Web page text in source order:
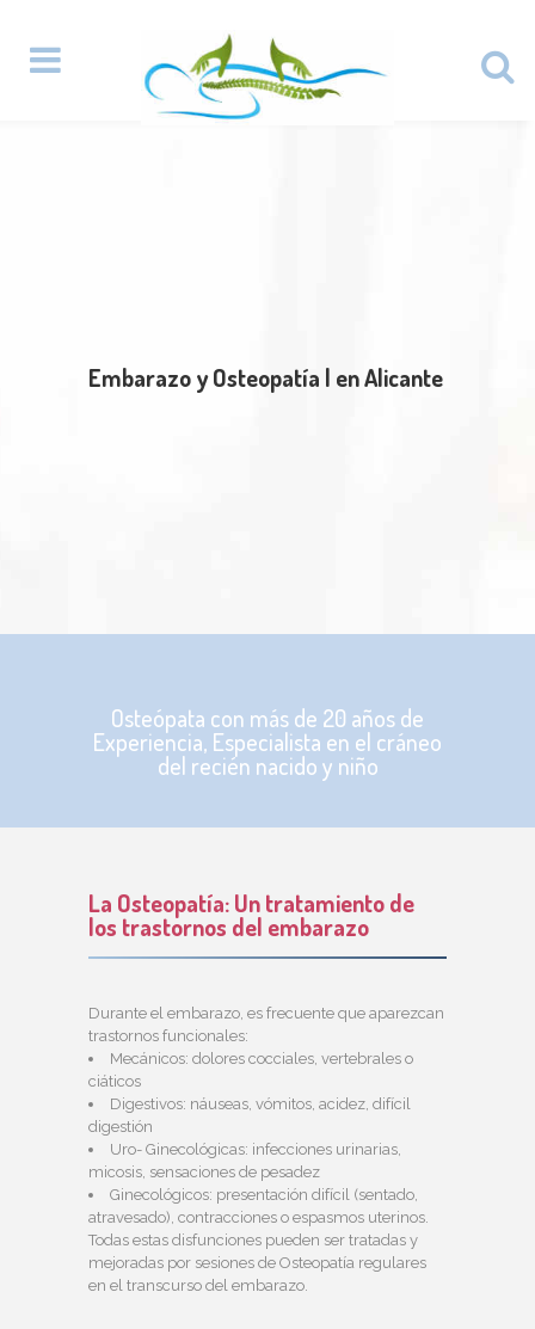
Embarazo y Osteopatía | en Alicante
Osteópata con más de 20 años de
Experiencia, Especialista en el cráneo
del recién nacido y niño
La Osteopatía: Un tratamiento de
los trastornos del embarazo
Durante el embarazo, es frecuente que aparezcan
trastornos funcionales:
Mecánicos: dolores cocciales, vertebrales o
ciáticos
Digestivos: náuseas, vómitos, acidez, difícil
digestión
Uro- Ginecológicas: infecciones urinarias,
micosis, sensaciones de pesadez
Ginecológicos: presentación difícil (sentado,
atravesado), contracciones o espasmos uterinos.
Todas estas disfunciones pueden ser tratadas y
mejoradas por sesiones de Osteopatía regulares
en el transcurso del embarazo.